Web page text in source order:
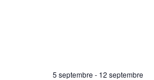
5 septembre - 12 septembre